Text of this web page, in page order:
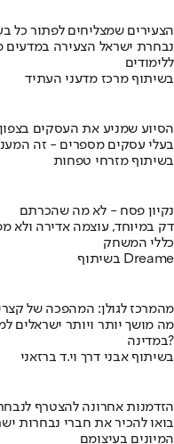
הצעירים שמצליחים לפתור כל
נבחרת ישראל הצעירה במדעים
ללימודים
בשיתוף מרכז מדעני העתיד
הסיוע שמניע את העסקים בצפון
בעלי עסקים מספרים - זה
בשיתוף מזרחי טפחות
נקיון פסח - לא מה שהכרתם
דק במיוחד, עוצמה אדירה
כללי המשחק
בשיתוף Dreame
מהמרכז לגולן: המהפכה של
מה מושך יותר ויותר ישראלים
במדינה?
בשיתוף אבני דרך וי.ד ברזאני
הזדמנות אחרונה להצטרף
בואו להכיר את חברי נבחרות
המיונים בעיצומם